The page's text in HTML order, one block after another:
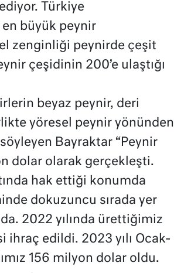
Türkiye
büyük peynir
zenginliği peynirde çeşit
çeşidinin 200’e ulaştığı
beyaz peynir, deri
yöresel peynir yönünden
Bayraktar “Peynir
dolar olarak gerçekleşti.
hak ettiği konumda
dokuzuncu sırada yer
2022 yılında ürettiğimiz
ihraç edildi. 2023 yılı Ocak-
156 milyon dolar oldu.